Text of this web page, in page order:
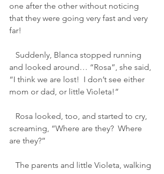
one after the other without noticing
that they were going very fast and very
far!
and looked around… “Rosa”, she said,
“I think we are lost!  I don’t see either
mom or dad, or little Violeta!”
screaming, “Where are they?  Where
are they?”